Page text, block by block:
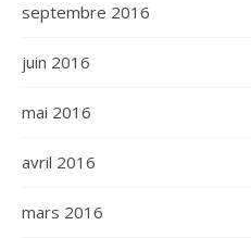
septembre 2016
juin 2016
mai 2016
avril 2016
mars 2016